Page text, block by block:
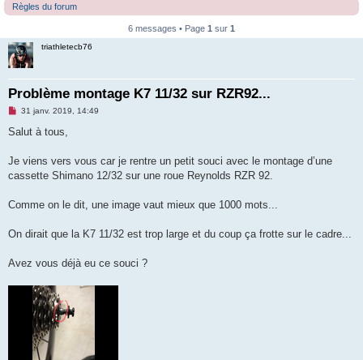
Règles du forum
6 messages • Page 1 sur 1
triathletecb76
Problème montage K7 11/32 sur RZR92...
M
s
g
n
l
31 janv. 2019, 14:49
Salut à tous,
Je viens vers vous car je rentre un petit souci avec le montage d’une
cassette Shimano 12/32 sur une roue Reynolds RZR 92.
Comme on le dit, une image vaut mieux que 1000 mots...
On dirait que la K7 11/32 est trop large et du coup ça frotte sur le cadre...
Avez vous déjà eu ce souci ?